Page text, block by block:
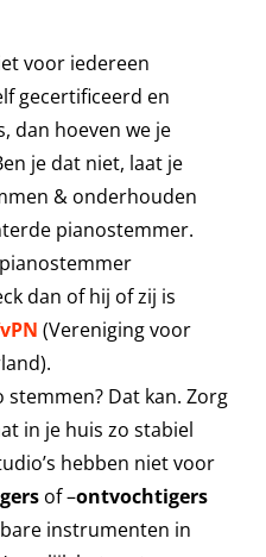
voor iedereen
gecertificeerd en
dan hoeven we je
je dat niet, laat je
& onderhouden
pianostemmer.
dan of hij of zij is
(Vereniging voor
stemmen? Dat kan. Zorg
in je huis zo stabiel
hebben niet voor
of –ontvochtigers
instrumenten in